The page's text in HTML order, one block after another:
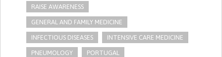
RAISE AWARENESS
GENERAL AND FAMILY MEDICINE
INFECTIOUS DISEASES INTENSIVE CARE MEDICINE
PNEUMOLOGY PORTUGAL